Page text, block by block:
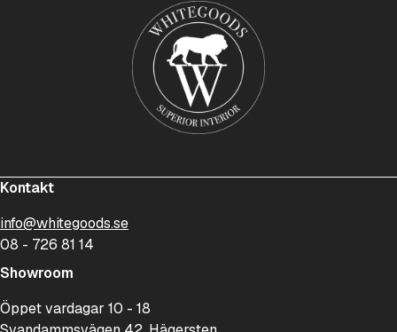
Kontakt
info@whitegoods.se
08 - 726 81 14
Showroom
Öppet vardagar 10 - 18